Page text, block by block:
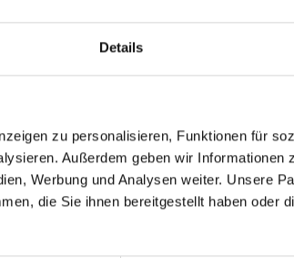
Details
zu personalisieren, Funktionen für
Außerdem geben wir Informationen
Werbung und Analysen weiter. Unsere
die Sie ihnen bereitgestellt haben oder
ANGEZEIGT0von0Inspirationen
ENTDECKEN